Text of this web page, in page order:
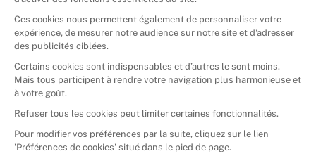
Donner vos livres